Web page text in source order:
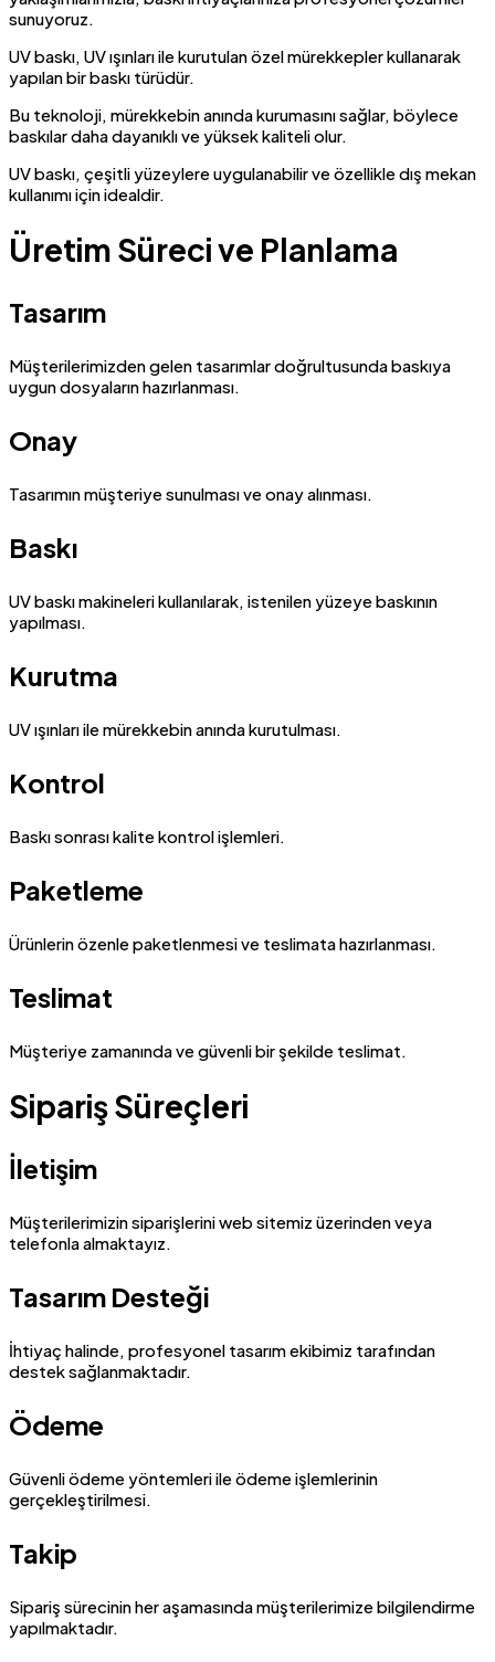
sunuyoruz.
UV baskı, UV ışınları ile kurutulan özel mürekkepler kullanarak
yapılan bir baskı türüdür.
Bu teknoloji, mürekkebin anında kurumasını sağlar, böylece
baskılar daha dayanıklı ve yüksek kaliteli olur.
UV baskı, çeşitli yüzeylere uygulanabilir ve özellikle dış mekan
kullanımı için idealdir.
Üretim Süreci ve Planlama
Tasarım
Müşterilerimizden gelen tasarımlar doğrultusunda baskıya
uygun dosyaların hazırlanması.
Onay
Tasarımın müşteriye sunulması ve onay alınması.
Baskı
UV baskı makineleri kullanılarak, istenilen yüzeye baskının
yapılması.
Kurutma
UV ışınları ile mürekkebin anında kurutulması.
Kontrol
Baskı sonrası kalite kontrol işlemleri.
Paketleme
Ürünlerin özenle paketlenmesi ve teslimata hazırlanması.
Teslimat
Müşteriye zamanında ve güvenli bir şekilde teslimat.
Sipariş Süreçleri
İletişim
Müşterilerimizin siparişlerini web sitemiz üzerinden veya
telefonla almaktayız.
Tasarım Desteği
İhtiyaç halinde, profesyonel tasarım ekibimiz tarafından
destek sağlanmaktadır.
Ödeme
Güvenli ödeme yöntemleri ile ödeme işlemlerinin
gerçekleştirilmesi.
Takip
Sipariş sürecinin her aşamasında müşterilerimize bilgilendirme
yapılmaktadır.